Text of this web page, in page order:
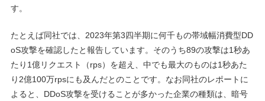
す。
たとえば同社では、2023年第3四半期に何千もの帯域幅消費型DD
oS攻撃を確認したと報告しています。そのうち89の攻撃は1秒あ
たり1億リクエスト（rps）を超え、中でも最大のものは1秒あた
り2億100万rpsにも及んだとのことです。なお同社のレポートに
よると、DDoS攻撃を受けることが多かった企業の種類は、暗号